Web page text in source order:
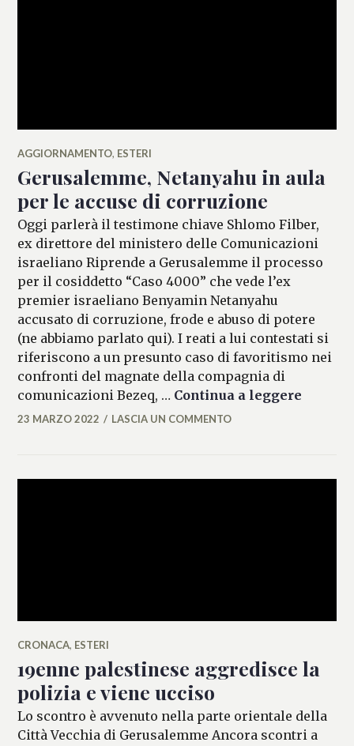
AGGIORNAMENTO, ESTERI
Gerusalemme, Netanyahu in aula
per le accuse di corruzione
Oggi parlerà il testimone chiave Shlomo Filber,
ex direttore del ministero delle Comunicazioni
israeliano Riprende a Gerusalemme il processo
per il cosiddetto “Caso 4000” che vede l’ex
premier israeliano Benyamin Netanyahu
accusato di corruzione, frode e abuso di potere
(ne abbiamo parlato qui). I reati a lui contestati si
riferiscono a un presunto caso di favoritismo nei
confronti del magnate della compagnia di
comunicazioni Bezeq, … Continua a leggere
ALESSIA
23 MARZO 2022 LASCIA UN COMMENTO
CRONACA, ESTERI
19enne palestinese aggredisce la
polizia e viene ucciso
Lo scontro è avvenuto nella parte orientale della
Città Vecchia di Gerusalemme Ancora scontri a